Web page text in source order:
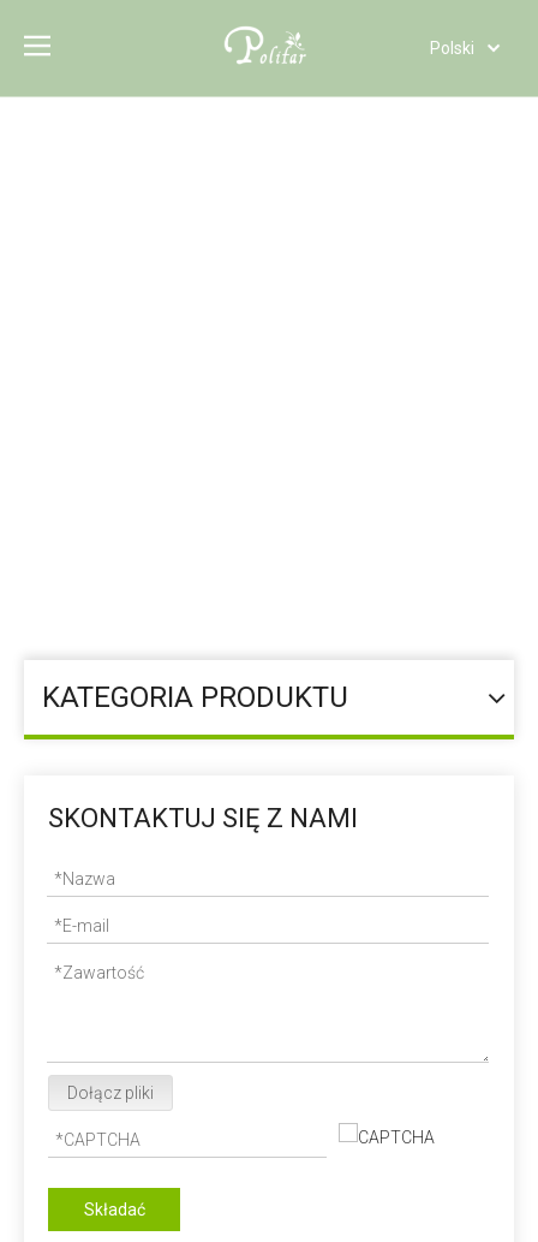
Polski
KATEGORIA PRODUKTU
SKONTAKTUJ SIĘ Z NAMI
Dołącz pliki
Składać